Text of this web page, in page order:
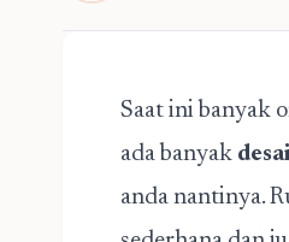
Saat ini banyak
ada banyak
anda nantinya.